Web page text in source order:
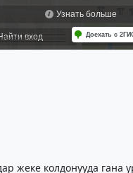
жеке колдонууда гана